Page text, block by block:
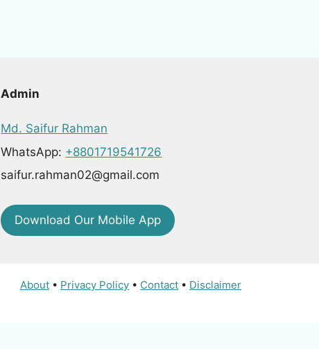
Admin
Md. Saifur Rahman
WhatsApp: +8801719541726
saifur.rahman02@gmail.com
Download Our Mobile App
About • Privacy Policy • Contact • Disclaimer